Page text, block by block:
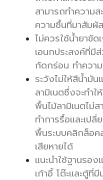
สามารถทำความ
ความชื้นที่มาสัมผั
ไม่ควรใช้น้ำยาขัด
เอนกประสงค์ที่มี
กัดกร่อน ทำควา
ระวังไม่ให้สีน้ำมั
ลามิเนตซึ่งจะทำ
พื้นไม้ลามิเนตไม่
ทำการรื้อและเป
พื้นระบบคลิกล็อค
เสียหายได้
แนะนำใช้ฐานรอ
เก้าอี้ โต๊ะและตู้